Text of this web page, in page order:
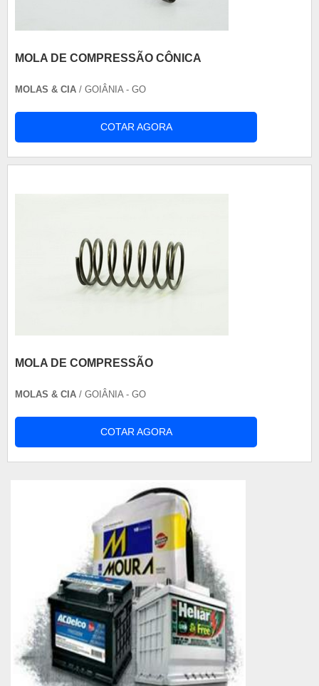
MOLA DE COMPRESSÃO CÔNICA
MOLAS & CIA / GOIÂNIA - GO
COTAR AGORA
MOLA DE COMPRESSÃO
MOLAS & CIA / GOIÂNIA - GO
COTAR AGORA